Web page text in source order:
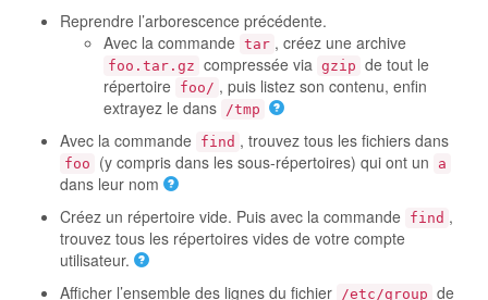
Reprendre l’arborescence précédente.
Avec la commande tar , créez une archive
foo.tar.gz compressée via gzip de tout le
répertoire foo/ , puis listez son contenu, enfin
extrayez le dans
/tmp
Avec la commande find , trouvez tous les fichiers dans
foo (y compris dans les sous-répertoires) qui ont un a
dans leur nom
Créez un répertoire vide. Puis avec la commande find ,
trouvez tous les répertoires vides de votre compte
utilisateur.
Afficher l’ensemble des lignes du fichier
/etc/group de